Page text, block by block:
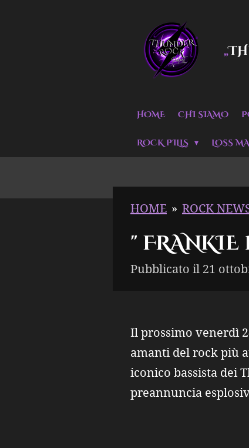
„
HOME CHI SIAMO
ROCK PILLS LOSS
HOME » ROCK
" FRANKIE
Pubblicato il 21
Il prossimo venerdì
amanti del rock più
iconico bassista dei
preannuncia